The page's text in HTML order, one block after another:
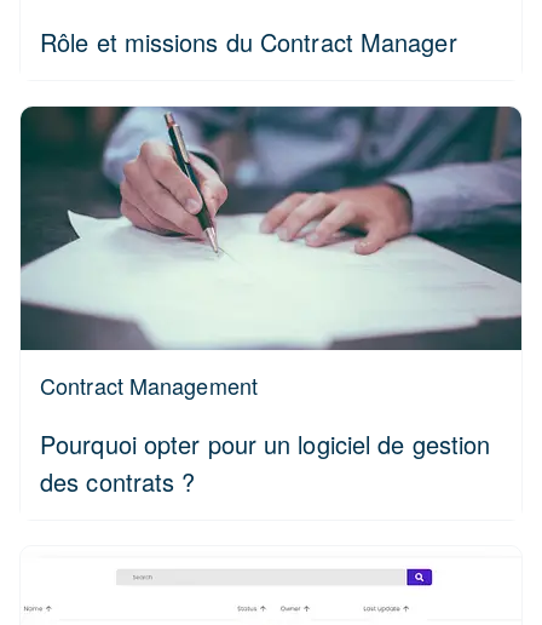
Rôle et missions du Contract Manager
Contract Management
Pourquoi opter pour un logiciel de gestion
des contrats ?